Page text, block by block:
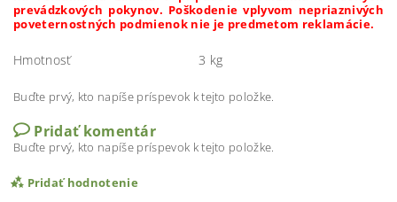
prevádzkových pokynov. Poškodenie vplyvom nepriaznivých
poveternostných podmienok nie je predmetom reklamácie.
Hmotnosť 3 kg
Buďte prvý, kto napíše príspevok k tejto položke.
Pridať komentár
Buďte prvý, kto napíše príspevok k tejto položke.
Pridať hodnotenie